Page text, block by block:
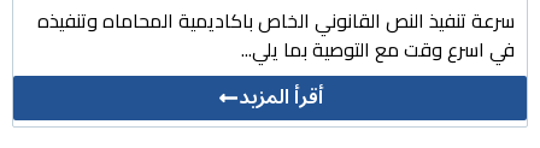
سرعة تنفيذ النص القانوني الخاص باكاديمية المحاماه وتنفيذه
في اسرع وقت مع التوصية بما يلي...
أقرأ المزيد